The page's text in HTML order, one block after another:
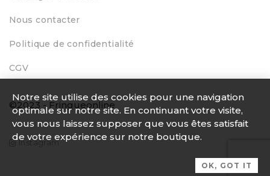
Nous contacter
Politique de confidentialité
CGV
©2023 - Fringueonline
Instagram
Notre site utilise des cookies pour une navigation
optimale sur notre site. En continuant votre visite,
vous nous laissez supposer que vous êtes satisfait
de votre expérience sur notre boutique.
OK, GOT IT